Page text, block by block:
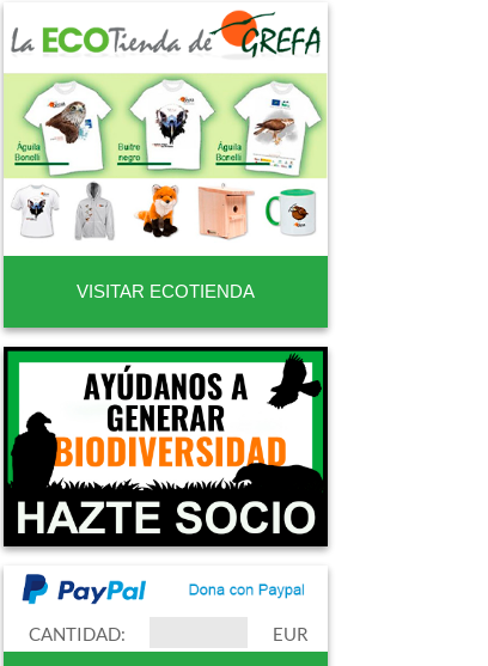
VISITAR ECOTIENDA
CANTIDAD: EUR